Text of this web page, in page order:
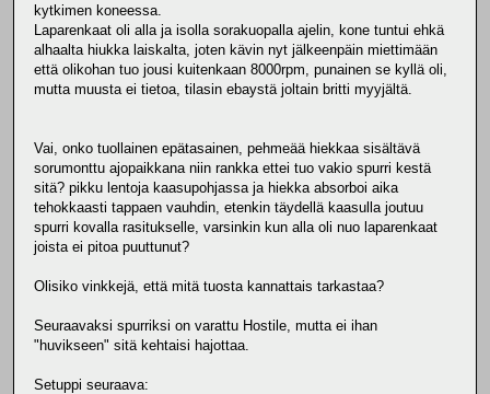
kytkimen koneessa.
Laparenkaat oli alla ja isolla sorakuopalla ajelin, kone tuntui ehkä
alhaalta hiukka laiskalta, joten kävin nyt jälkeenpäin miettimään
että olikohan tuo jousi kuitenkaan 8000rpm, punainen se kyllä oli,
mutta muusta ei tietoa, tilasin ebaystä joltain britti myyjältä.
Vai, onko tuollainen epätasainen, pehmeää hiekkaa sisältävä
sorumonttu ajopaikkana niin rankka ettei tuo vakio spurri kestä
sitä? pikku lentoja kaasupohjassa ja hiekka absorboi aika
tehokkaasti tappaen vauhdin, etenkin täydellä kaasulla joutuu
spurri kovalla rasitukselle, varsinkin kun alla oli nuo laparenkaat
joista ei pitoa puuttunut?
Olisiko vinkkejä, että mitä tuosta kannattais tarkastaa?
Seuraavaksi spurriksi on varattu Hostile, mutta ei ihan
"huvikseen" sitä kehtaisi hajottaa.
Setuppi seuraava: